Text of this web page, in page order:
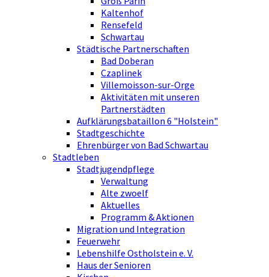
Kaltenhof
Rensefeld
Schwartau
Städtische Partnerschaften
Bad Doberan
Czaplinek
Villemoisson-sur-Orge
Aktivitäten mit unseren
Partnerstädten
Aufklärungsbataillon 6 "Holstein"
Stadtgeschichte
Ehrenbürger von Bad Schwartau
Stadtleben
Stadtjugendpflege
Verwaltung
Alte zwoelf
Aktuelles
Programm & Aktionen
Migration und Integration
Feuerwehr
Lebenshilfe Ostholstein e. V.
Haus der Senioren